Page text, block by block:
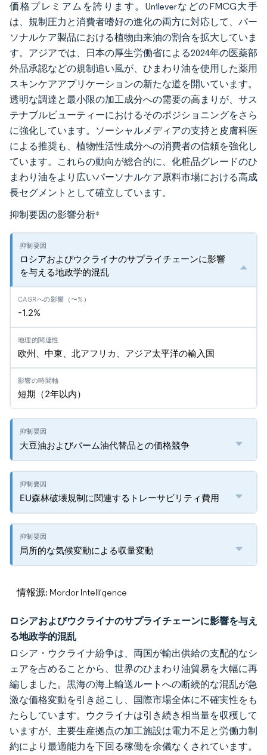
価格プレミアムを誇ります。UnileverなどのFMCG大手
は、規制圧力と消費者嗜好の進化の両方に対応して、パー
ソナルケア製品における植物由来油の割合を拡大していま
す。アジアでは、日本の厚生労働省による2024年の医薬部
外品承認などの規制追い風が、ひまわり油を使用した薬用
スキンケアアプリケーションの新たな道を開いています。
透明な調達と最小限の加工成分への需要の高まりが、サス
テナブルビューティーにおけるそのポジショニングをさら
に強化しています。ソーシャルメディアの支持と皮膚科医
による推奨も、植物性活性成分への消費者の信頼を強化し
ています。これらの動向が総合的に、化粧品グレードのひ
まわり油をより広いパーソナルケア原料市場における高成
長セグメントとして確立しています。
抑制要因の影響分析*
ロシアおよびウクライナのサプライチェーンに影響
を与える地政学的混乱
-1.2%
欧州、中東、北アフリカ、アジア太平洋の輸入国
短期（2年以内）
大豆油およびパーム油代替品との価格競争
EU森林破壊規制に関連するトレーサビリティ費用
局所的な気候変動による収量変動
情報源: Mordor Intelligence
ロシアおよびウクライナのサプライチェーンに影響を与え
る地政学的混乱
ロシア・ウクライナ紛争は、両国が輸出供給の支配的なシ
ェアを占めることから、世界のひまわり油貿易を大幅に再
編しました。黒海の海上輸送ルートへの断続的な混乱が急
激な価格変動を引き起こし、国際市場全体に不確実性をも
たらしています。ウクライナは引き続き相当量を収穫して
いますが、主要生産拠点の加工施設は電力不足と労働力制
約により最適能力を下回る稼働を余儀なくされています。